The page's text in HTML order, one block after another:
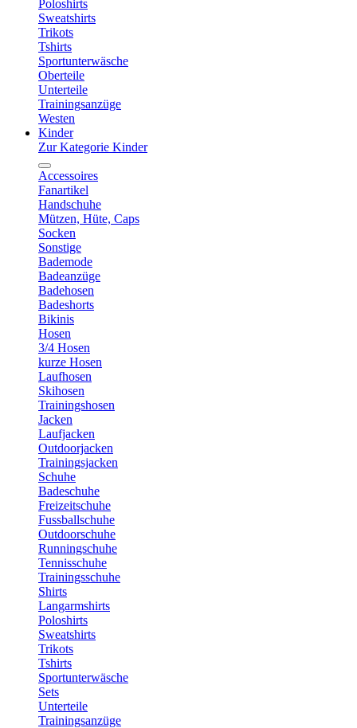
Poloshirts
Sweatshirts
Trikots
Tshirts
Sportunterwäsche
Oberteile
Unterteile
Trainingsanzüge
Westen
Kinder
Zur Kategorie Kinder
Accessoires
Fanartikel
Handschuhe
Mützen, Hüte, Caps
Socken
Sonstige
Bademode
Badeanzüge
Badehosen
Badeshorts
Bikinis
Hosen
3/4 Hosen
kurze Hosen
Laufhosen
Skihosen
Trainingshosen
Jacken
Laufjacken
Outdoorjacken
Trainingsjacken
Schuhe
Badeschuhe
Freizeitschuhe
Fussballschuhe
Outdoorschuhe
Runningschuhe
Tennisschuhe
Trainingsschuhe
Shirts
Langarmshirts
Poloshirts
Sweatshirts
Trikots
Tshirts
Sportunterwäsche
Sets
Unterteile
Trainingsanzüge